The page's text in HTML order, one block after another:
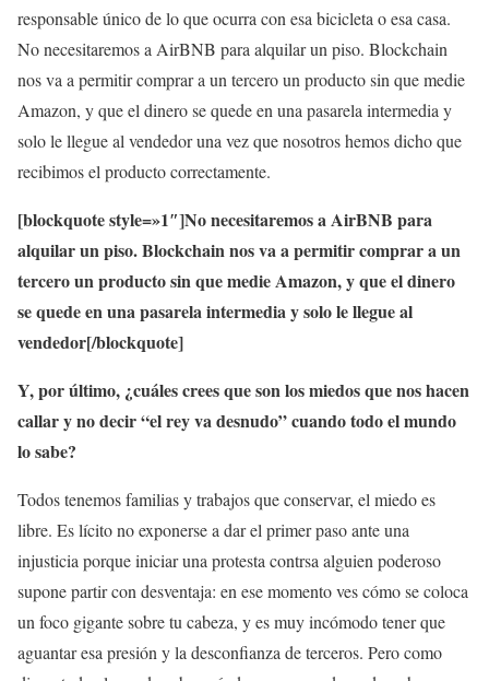
responsable único de lo que ocurra con esa bicicleta o esa casa.
No necesitaremos a AirBNB para alquilar un piso. Blockchain
nos va a permitir comprar a un tercero un producto sin que medie
Amazon, y que el dinero se quede en una pasarela intermedia y
solo le llegue al vendedor una vez que nosotros hemos dicho que
recibimos el producto correctamente.
[blockquote style=»1″]No necesitaremos a AirBNB para
alquilar un piso. Blockchain nos va a permitir comprar a un
tercero un producto sin que medie Amazon, y que el dinero
se quede en una pasarela intermedia y solo le llegue al
vendedor[/blockquote]
Y, por último, ¿cuáles crees que son los miedos que nos hacen
callar y no decir “el rey va desnudo” cuando todo el mundo
lo sabe?
Todos tenemos familias y trabajos que conservar, el miedo es
libre. Es lícito no exponerse a dar el primer paso ante una
injusticia porque iniciar una protesta contrsa alguien poderoso
supone partir con desventaja: en ese momento ves cómo se coloca
un foco gigante sobre tu cabeza, y es muy incómodo tener que
aguantar esa presión y la desconfianza de terceros. Pero como